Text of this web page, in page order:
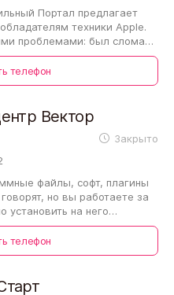
Портал предлагает
техники Apple.
проблемами: был сломан
телефон
Закрыто
Вектор
файлы, софт, плагины
но вы работаете за
на него
телефон